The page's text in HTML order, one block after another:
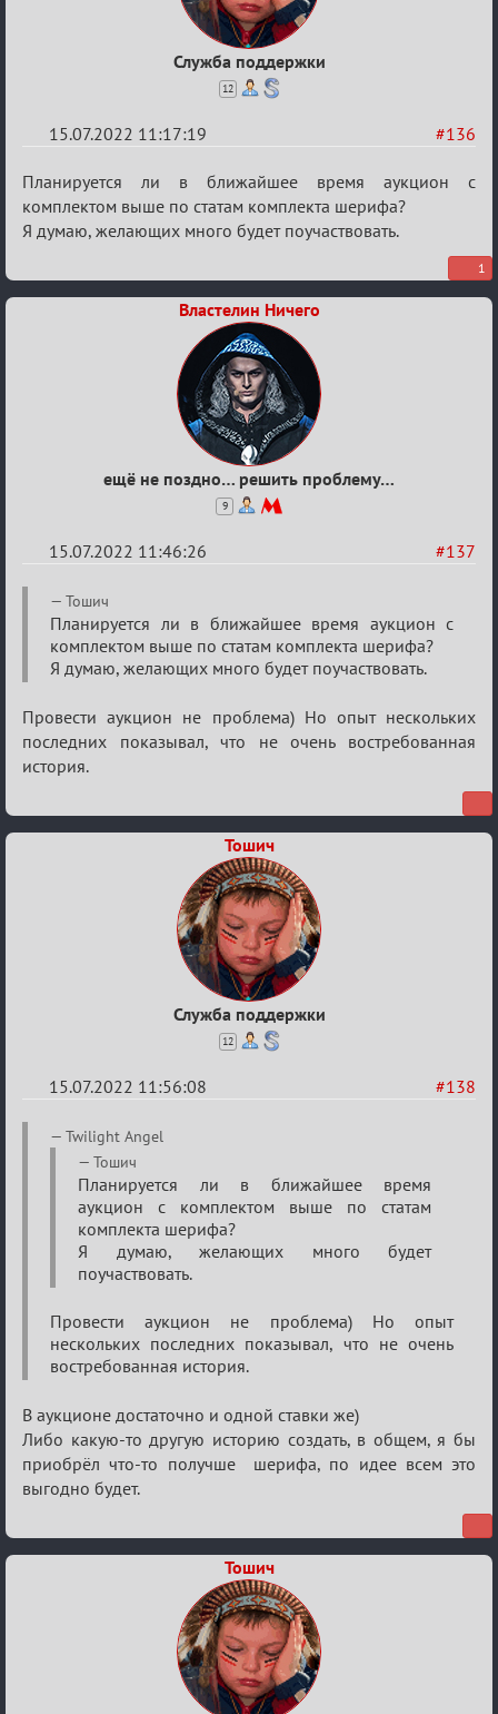
Служба поддержки
12
#136
15.07.2022 11:17:19
Re:
Вопросы
Планируется ли в ближайшее время аукцион с
комплектом выше по статам комплекта шерифа?
Я думаю, желающих много будет поучаствовать.
1
Властелин Ничего
ещё не поздно… решить проблему…
9
#137
15.07.2022 11:46:26
Re:
Вопросы
Тошич
Планируется ли в ближайшее время аукцион с
комплектом выше по статам комплекта шерифа?
Я думаю, желающих много будет поучаствовать.
Провести аукцион не проблема) Но опыт нескольких
последних показывал, что не очень востребованная
история.
Тошич
Служба поддержки
12
#138
15.07.2022 11:56:08
Re:
Вопросы
Twilight Angel
Тошич
Планируется ли в ближайшее время
аукцион с комплектом выше по статам
комплекта шерифа?
Я думаю, желающих много будет
поучаствовать.
Провести аукцион не проблема) Но опыт
нескольких последних показывал, что не очень
востребованная история.
В аукционе достаточно и одной ставки же)
Либо какую-то другую историю создать, в общем, я бы
приобрёл что-то получше шерифа, по идее всем это
выгодно будет.
Тошич